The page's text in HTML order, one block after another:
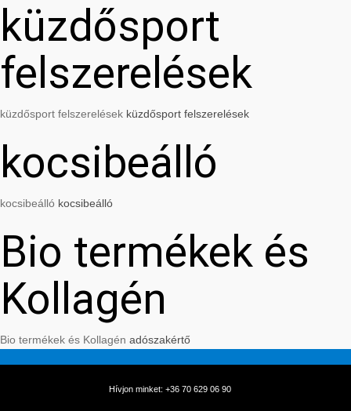
küzdősport
felszerelések
küzdősport felszerelések küzdősport felszerelések
kocsibeálló
kocsibeálló kocsibeálló
Bio termékek és
Kollagén
Bio termékek és Kollagén adószakértő
Hívjon minket: +36 70 629 06 90